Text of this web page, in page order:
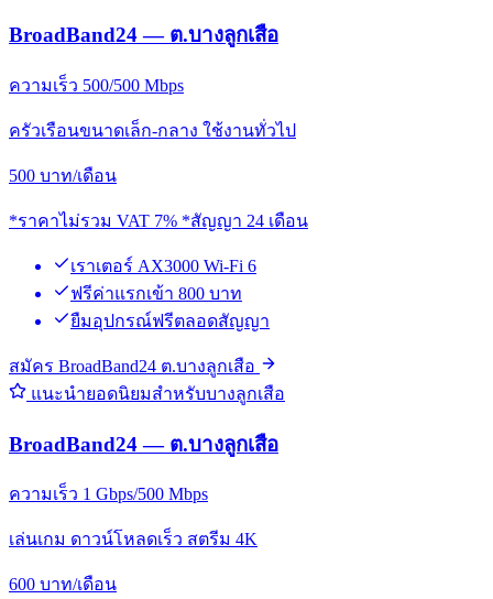
BroadBand24 — ต.บางลูกเสือ
ความเร็ว 500/500 Mbps
ครัวเรือนขนาดเล็ก-กลาง ใช้งานทั่วไป
500 บาท/เดือน
*ราคาไม่รวม VAT 7% *สัญญา 24 เดือน
เราเตอร์ AX3000 Wi-Fi 6
ฟรีค่าแรกเข้า 800 บาท
ยืมอุปกรณ์ฟรีตลอดสัญญา
สมัคร BroadBand24 ต.บางลูกเสือ
แนะนำยอดนิยมสำหรับบางลูกเสือ
BroadBand24 — ต.บางลูกเสือ
ความเร็ว 1 Gbps/500 Mbps
เล่นเกม ดาวน์โหลดเร็ว สตรีม 4K
600 บาท/เดือน